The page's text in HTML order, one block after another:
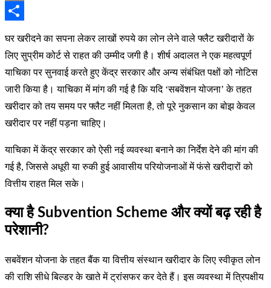
Email
घर खरीदने का सपना लेकर लाखों रुपये का लोन लेने वाले फ्लैट खरीदारों के
लिए सुप्रीम कोर्ट से राहत की उम्मीद जगी है। शीर्ष अदालत ने एक महत्वपूर्ण
याचिका पर सुनवाई करते हुए केंद्र सरकार और अन्य संबंधित पक्षों को नोटिस
जारी किया है। याचिका में मांग की गई है कि यदि ‘सबवेंशन योजना’ के तहत
खरीदार को तय समय पर फ्लैट नहीं मिलता है, तो पूरे नुकसान का बोझ केवल
खरीदार पर नहीं पड़ना चाहिए।
याचिका में केंद्र सरकार को ऐसी नई व्यवस्था बनाने का निर्देश देने की मांग की
गई है, जिससे अधूरी या रुकी हुई आवासीय परियोजनाओं में फंसे खरीदारों को
वित्तीय राहत मिल सके।
क्या है Subvention Scheme और क्यों बढ़ रही है
परेशानी?
सबवेंशन योजना के तहत बैंक या वित्तीय संस्थान खरीदार के लिए स्वीकृत लोन
की राशि सीधे बिल्डर के खाते में ट्रांसफर कर देते हैं। इस व्यवस्था में त्रिपक्षीय